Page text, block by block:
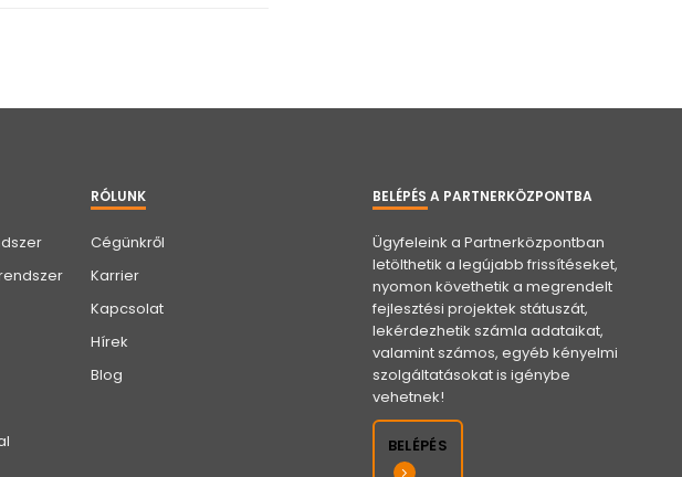
RÓLUNK
Cégünkről
Karrier
Kapcsolat
Hírek
Blog
BELÉPÉS A PARTNERKÖZPONTBA
Ügyfeleink a Partnerközpontban
letölthetik a legújabb frissítéseket,
nyomon követhetik a megrendelt
fejlesztési projektek státuszát,
lekérdezhetik számla adataikat,
valamint számos, egyéb kényelmi
szolgáltatásokat is igénybe
vehetnek!
BELÉPÉS